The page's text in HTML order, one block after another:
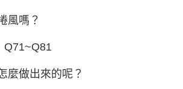
風嗎？
麼做出來的呢？